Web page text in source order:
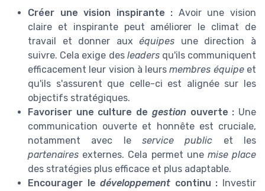
Créer une vision inspirante : Avoir une vision
claire et inspirante peut améliorer le climat de
travail et donner auxéquipes une direction à
suivre. Cela exige des leadersqu'ils communiquent
efficacement leur vision à leursmembres équipeet
qu'ils s'assurent que celle-ci est alignée sur les
objectifs stratégiques.
Favoriser une culture de gestionouverte : Une
communication ouverte et honnête est cruciale,
notamment avec le service public et les
partenaires externes. Cela permet une mise place
des stratégies plus efficace et plus adaptable.
Encourager ledéveloppement continu : Investir